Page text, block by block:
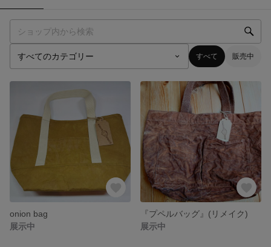
すべて 販売中
onion bag
展示中
『プペルバッグ』(リメイク)
展示中